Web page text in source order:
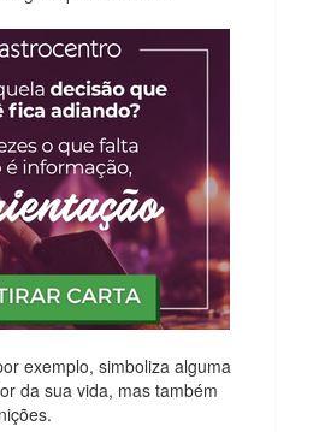
exemplo, simboliza alguma
da sua vida, mas também